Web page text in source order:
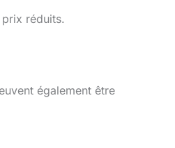
réduits.
également être